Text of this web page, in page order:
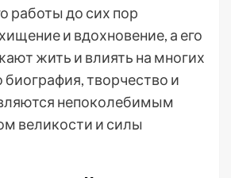
работы до сих пор
и вдохновение, а его
жить и влиять на многих
биография, творчество и
непоколебимым
великости и силы